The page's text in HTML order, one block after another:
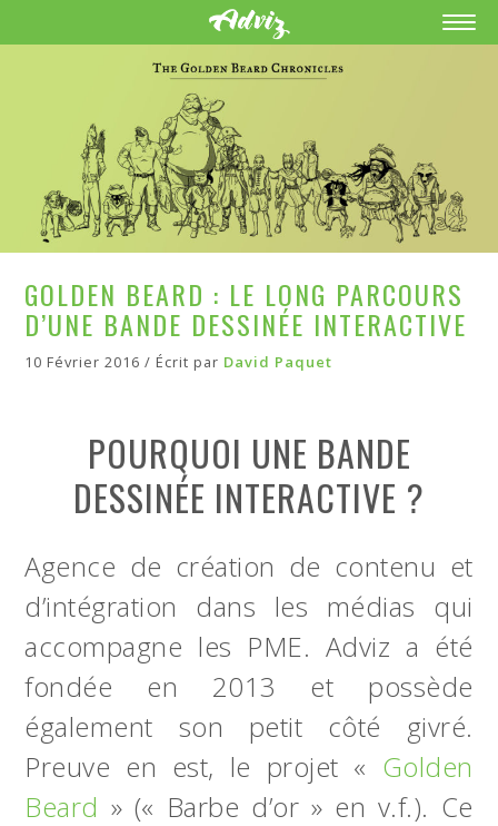
GOLDEN BEARD : LE LONG PARCOURS
D’UNE BANDE DESSINÉE INTERACTIVE
10 Février 2016 / Écrit par David Paquet
POURQUOI UNE BANDE
DESSINÉE INTERACTIVE ?
Agence de création de contenu et
d’intégration dans les médias qui
accompagne les PME. Adviz a été
fondée en 2013 et possède
également son petit côté givré.
Preuve en est, le projet « Golden
Beard » (« Barbe d’or » en v.f.). Ce